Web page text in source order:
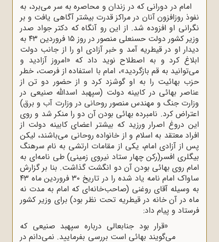
امام در دورانی که در زندان و محاصره به سر می‌برد، به
نفوذ روزافزون آنان در مراکز قدرت بیشتر آگاهی یافت و بر
نگرانی او افزوده شد. از این رو آنگاه که دکتر جواد صدر
وزیر کشور دولت حسنعلی منصور در روز ۱۵ فروردین ۴۳ به
دیدار او در قیطریه آمد و خبر آزادی او را از جانب دولت
ابلاغ کرد و به اصطلاح نوید داد که «امروز آزادید و
می‌توانید به قم بازگردید»، امام با استفاده از فرصت، خطر
حزب بهائیت را به او گوشزد کرد و از حضور دو تن از
عناصر بهائی در کابینه دولت (سپهبد اسدالله صنیعی در
وزارت جنگ و مهندس منصور روحانی در وزارت آب و برق)
اعتراض کرد. نامبرده بهائی بودن آن دو را منکر شد و روی
این دروغ اصرار ورزید که بیشتر اعضای کابینه دولت از
افراد معتقد به اسلام و از خانواده روحانی می‌باشند، لیکن
پس از آزادی امام، یکی از مقامات ارتشی به نام سرهنگ
بیگلری افسر(رکن چهار ستاد نیروی زمینی) طی نامه‌ای به
امام روی بهائی بودن آن دو انگشت گذاشت. بنا بر گزارش
ساواک امام نامه یاد شده را در تاریخ ۳۰ فروردین ماه ۴۳
به وسیله آقای روغنی (صاحب‌خانه‌ای که امام به مدت نه
ماه در آن خانه در قیطریه تحت نظر بود) برای وزیر کشور
فرستاد و پیام داد:
«قرار بود جنابعالی درباره سپهبد صنیعی که
می‌گویند بهائی است بررسی بفرمایید. نمی‌دانم در